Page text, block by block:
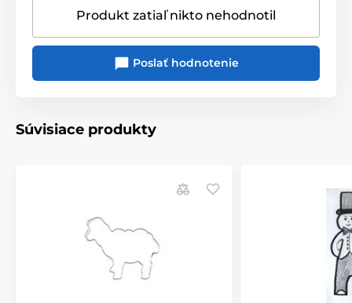
Produkt zatiaľ nikto nehodnotil
Poslať hodnotenie
Súvisiace produkty